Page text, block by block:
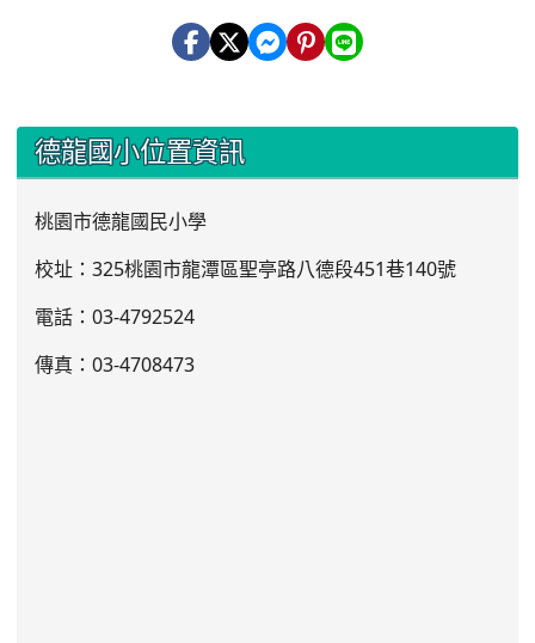
::: 德龍國小位置資訊
桃園市德龍國民小學
校址：325桃園市龍潭區聖亭路八德段451巷140號
電話：03-4792524
傳真：03-4708473